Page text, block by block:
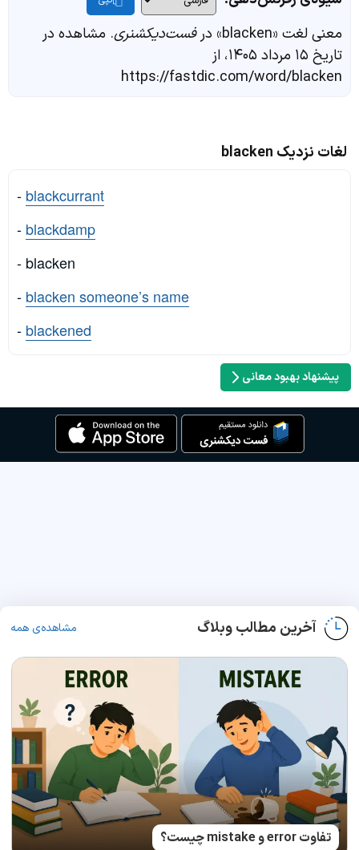
معنی لغت «blacken» در فست‌دیکشنری. مشاهده در
تاریخ ۱۵ مرداد ۱۴۰۵، از
https://fastdic.com/word/blacken
لغات نزدیک blacken
- blackcurrant
- blackdamp
- blacken
- blacken someone’s name
- blackened
پیشنهاد بهبود معانی
آخرین مطالب وبلاگ مشاهده‌ی همه
تفاوت error و mistake چیست؟